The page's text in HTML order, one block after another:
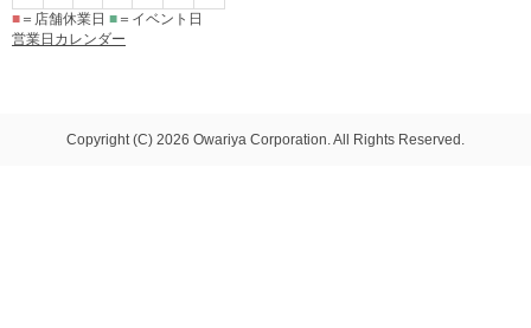
■ ＝店舗休業日 ■ ＝イベント日
営業日カレンダー
Copyright (C) 2026 Owariya Corporation. All Rights Reserved.